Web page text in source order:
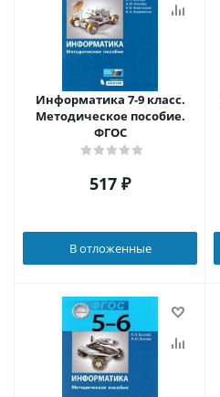
Информатика 7-9 класс.
Методическое пособие.
ФГОС
517 ₽
В отложенные